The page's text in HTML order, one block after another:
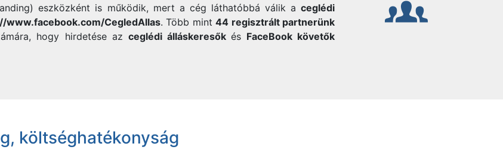
eszközként is működik, mert a cég láthatóbbá válik aceglédi
www.facebook.com/CegledAllas. Több mint44 regisztrált partnerünk
hogy hirdetése az ceglédi álláskeresők és FaceBook követők
költséghatékonyság